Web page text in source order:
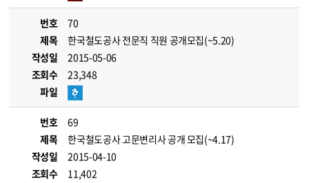
번호
70
제목
한국철도공사 전문직 직원 공개모집(~5.20)
작성일
2015-05-06
조회수
23,348
파일
번호
69
제목
한국철도공사 고문변리사 공개 모집(~4.17)
작성일
2015-04-10
조회수
11,402